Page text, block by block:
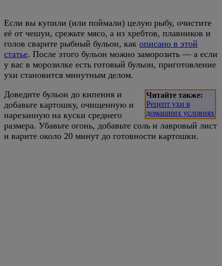
Если вы купили (или поймали) целую рыбу, очистите
её от чешуи, срежьте мясо, а из хребтов, плавников и
голов сварите рыбный бульон, как описано в этой
статье. После этого бульон можно заморозить — а если
у вас в морозилке есть готовый бульон, приготовление
ухи становится минутным делом.
Читайте также:
Рецепт ухи в
домашних условиях
Доведите бульон до кипения и
добавьте картошку, очищенную и
нарезанную на куски среднего
размера. Убавьте огонь, добавьте соль и лавровый лист
и варите около 20 минут до готовности картошки.